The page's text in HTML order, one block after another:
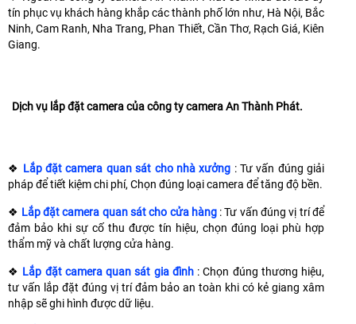
tín phục vụ khách hàng khắp các thành phố lớn như, Hà Nội, Bắc
Ninh, Cam Ranh, Nha Trang, Phan Thiết, Cần Thơ, Rạch Giá, Kiên
Giang.
Dịch vụ lắp đặt camera của công ty camera An Thành Phát.
❖ Lắp đặt camera quan sát cho nhà xưởng : Tư vấn đúng giải
pháp để tiết kiệm chi phí, Chọn đúng loại camera để tăng độ bền.
❖ Lắp đặt camera quan sát cho cửa hàng : Tư vấn đúng vị trí để
đảm bảo khi sự cố thu được tín hiệu, chọn đúng loại phù hợp
thẩm mỹ và chất lượng cửa hàng.
❖ Lắp đặt camera quan sát gia đình: Chọn đúng thương hiệu,
tư vấn lắp đặt đúng vị trí đảm bảo an toàn khi có kẻ giang xâm
nhập sẽ ghi hình được dữ liệu.